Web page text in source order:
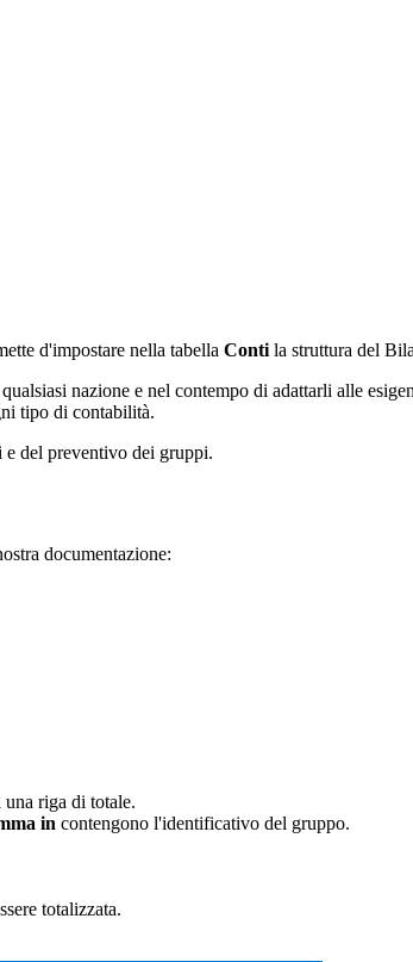
d'impostare nella tabella Conti la struttura del
nazione e nel contempo di adattarli alle
tipo di contabilità.
del preventivo dei gruppi.
documentazione:
riga di totale.
in contengono l'identificativo del gruppo.
totalizzata.